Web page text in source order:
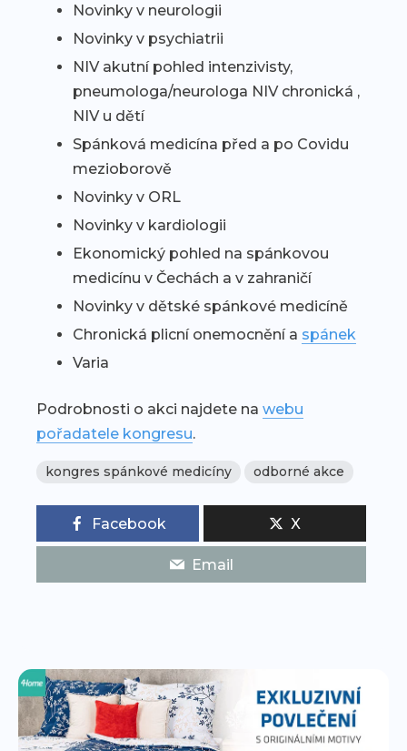
Novinky v neurologii
Novinky v psychiatrii
NIV akutní pohled intenzivisty,
pneumologa/neurologa NIV chronická ,
NIV u dětí
Spánková medicína před a po Covidu
mezioborově
Novinky v ORL
Novinky v kardiologii
Ekonomický pohled na spánkovou
medicínu v Čechách a v zahraničí
Novinky v dětské spánkové medicíně
Chronická plicní onemocnění a spánek
Varia
Podrobnosti o akci najdete na webu
pořadatele kongresu.
kongres spánkové medicíny odborné akce
Facebook X
Email